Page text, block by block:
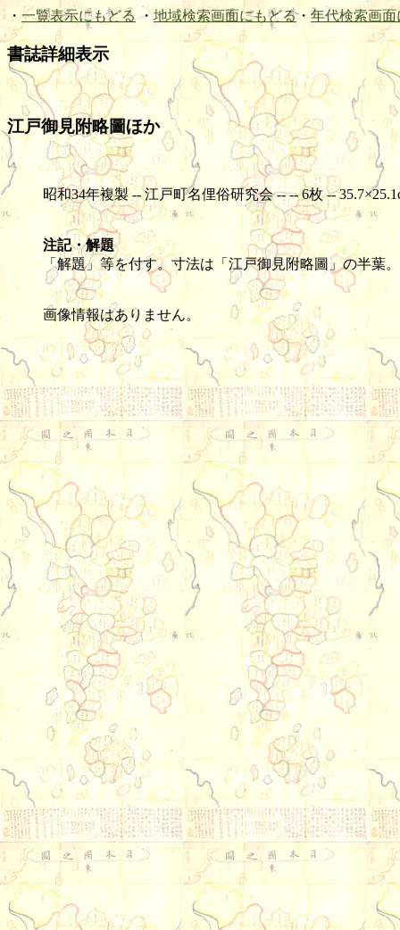
・ 一覧表示にもどる ・ 地域検索画面にもどる・ 年代検索画面
書誌詳細表示
江戸御見附略圖ほか
昭和34年複製 -- 江戸町名俚俗研究会 -- -- 6枚 --
注記・解題
「解題」等を付す。寸法は「江戸御見附略圖」の半葉
画像情報はありません。